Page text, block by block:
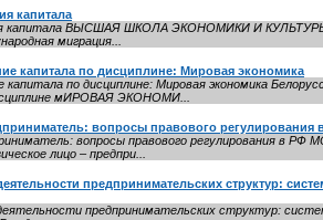
капитала
капитала ВЫСШАЯ ШКОЛА ЭКОНОМИКИ И
миграция...
капитала по дисциплине: Мировая экономика
по дисциплине: Мировая экономика
мИРОВАЯ ЭКОНОМИ...
вопросы правового регулирования
вопросы правового
лицо – предпри...
предпринимательских структур:
предпринимательских структур: